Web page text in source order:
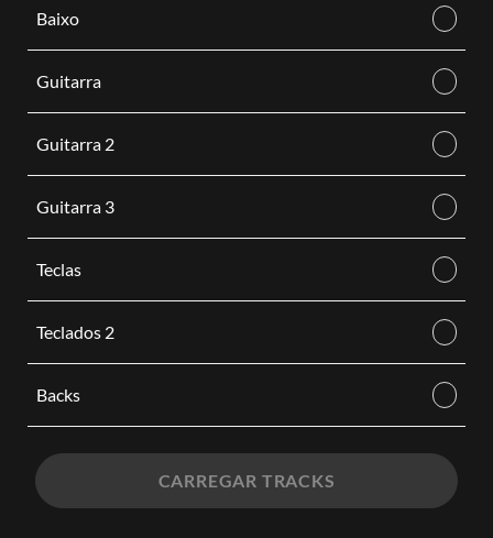
Baixo
Guitarra
Guitarra 2
Guitarra 3
Teclas
Teclados 2
Backs
CARREGAR TRACKS